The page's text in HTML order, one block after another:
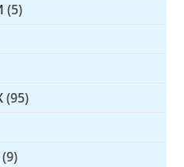
(5)
(95)
(9)